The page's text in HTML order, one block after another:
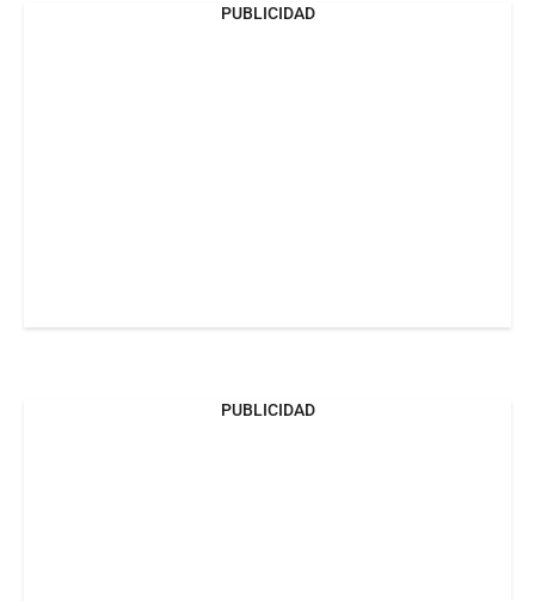
PUBLICIDAD
PUBLICIDAD